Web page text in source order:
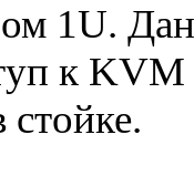
1U.
к KVM